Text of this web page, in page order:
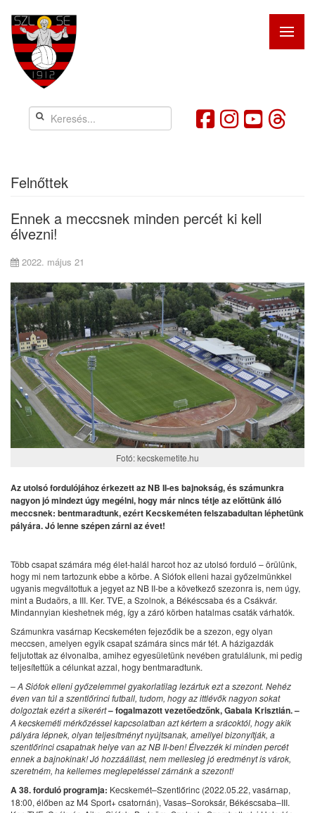
Felnőttek
Ennek a meccsnek minden percét ki kell
élvezni!
2022. május 21
Fotó: kecskemetite.hu
Az utolsó fordulójához érkezett az NB II-es bajnokság, és számunkra
nagyon jó mindezt úgy megélni, hogy már nincs tétje az előttünk álló
meccsnek: bentmaradtunk, ezért Kecskeméten felszabadultan léphetünk
pályára. Jó lenne szépen zárni az évet!
Több csapat számára még élet-halál harcot hoz az utolsó forduló – örülünk,
hogy mi nem tartozunk ebbe a körbe. A Siófok elleni hazai győzelmünkkel
ugyanis megváltottuk a jegyet az NB II-be a következő szezonra is, nem úgy,
mint a Budaörs, a III. Ker. TVE, a Szolnok, a Békéscsaba és a Csákvár.
Mindannyian kieshetnek még, így a záró körben hatalmas csaták várhatók.
Számunkra vasárnap Kecskeméten fejeződik be a szezon, egy olyan
meccsen, amelyen egyik csapat számára sincs már tét. A házigazdák
feljutottak az élvonalba, amihez egyesületünk nevében gratulálunk, mi pedig
teljesítettük a célunkat azzal, hogy bentmaradtunk.
– A Siófok elleni győzelemmel gyakorlatilag lezártuk ezt a szezont. Nehéz
éven van túl a szentlőrinci futball, tudom, hogy az ittlévők nagyon sokat
dolgoztak ezért a sikerért– fogalmazott vezetőedzőnk, Gabala Krisztián. –
A kecskeméti mérkőzéssel kapcsolatban azt kértem a srácoktól, hogy akik
pályára lépnek, olyan teljesítményt nyújtsanak, amellyel bizonyítják, a
szentlőrinci csapatnak helye van az NB II-ben! Élvezzék ki minden percét
ennek a bajnokinak! Jó hozzáállást, nem mellesleg jó eredményt is várok,
szeretném, ha kellemes meglepetéssel zárnánk a szezont!
A 38. forduló programja: Kecskemét–Szentlőrinc (2022.05.22, vasárnap,
18:00, élőben az M4 Sport+ csatornán), Vasas–Soroksár, Békéscsaba–III.